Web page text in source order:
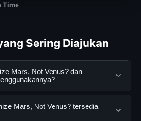
Time
Sering Diajukan
Mars, Not Venus? dan
Not Venus? adalah layanan digital
membantu pengguna
Mars, Not Venus? tersedia